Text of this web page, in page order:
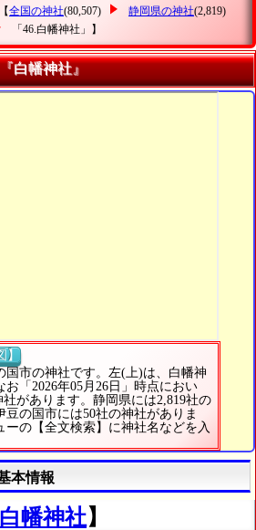
全国の神社(80,507) 静岡県の神社(2,819)
「46.白幡神社」 】
白幡神社』
】
国市の神社です。左(上)は、白幡神
「2026年05月26日」時点におい
があります。静岡県には2,819社の
の国市には50社の神社がありま
の【全文検索】に神社名などを入
本情報
白幡神社】